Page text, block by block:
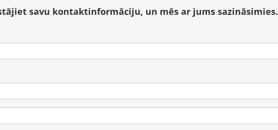
savu kontaktinformāciju, un mēs ar jums sazināsimies.